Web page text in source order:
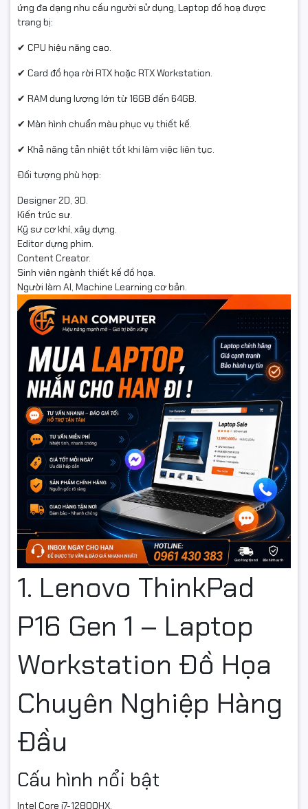
ứng đa dạng nhu cầu người sử dụng, Laptop đồ hoạ được
trang bị:
✔ CPU hiệu năng cao.
✔ Card đồ họa rời RTX hoặc RTX Workstation.
✔ RAM dung lượng lớn từ 16GB đến 64GB.
✔ Màn hình chuẩn màu phục vụ thiết kế.
✔ Khả năng tản nhiệt tốt khi làm việc liên tục.
Đối tượng phù hợp:
Designer 2D, 3D.
Kiến trúc sư.
Kỹ sư cơ khí, xây dựng.
Editor dựng phim.
Content Creator.
Sinh viên ngành thiết kế đồ họa.
Người làm AI, Machine Learning cơ bản.
1. Lenovo ThinkPad
P16 Gen 1 – Laptop
Workstation Đồ Họa
Chuyên Nghiệp Hàng
Đầu
Cấu hình nổi bật
Intel Core i7-12800HX.